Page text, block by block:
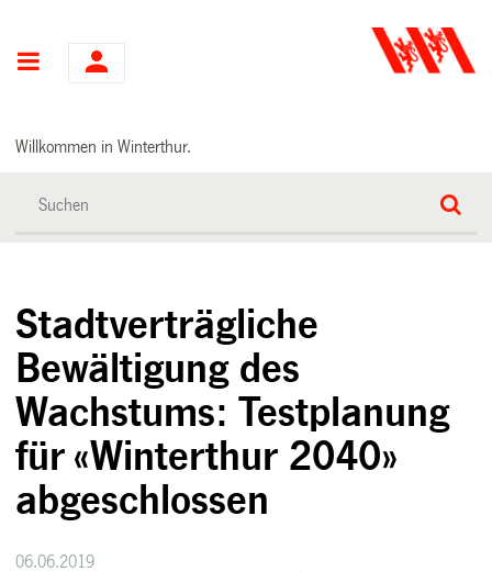
Hauptnavigation
Willkommen in Winterthur.
Stadtverträgliche
Bewältigung des
Wachstums: Testplanung
für «Winterthur 2040»
abgeschlossen
06.06.2019